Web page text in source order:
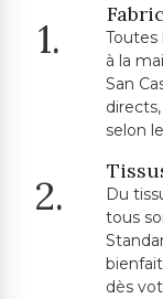
1.
Toutes
à la
San
selon
2.
Du
tous
dès